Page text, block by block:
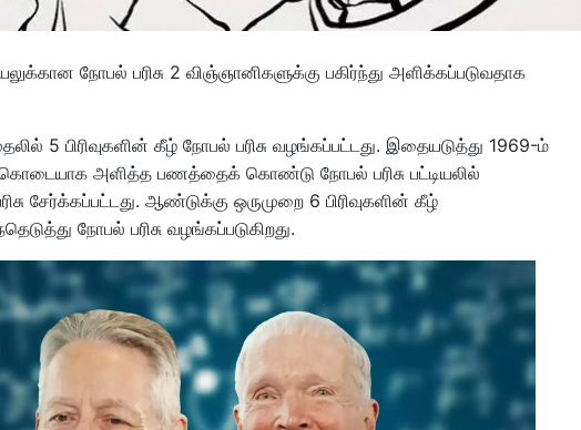
நோபல் பரிசு 2 விஞ்ஞானிகளுக்கு பகிர்ந்து அளிக்கப்படுவதாக
5 பிரிவுகளின் கீழ் நோபல் பரிசு வழங்கப்பட்டது. இதையடுத்து 1969-ம்
அளித்த பணத்தைக் கொண்டு நோபல் பரிசு பட்டியலில்
சேர்க்கப்பட்டது. ஆண்டுக்கு ஒருமுறை 6 பிரிவுகளின் கீழ்
நோபல் பரிசு வழங்கப்படுகிறது.